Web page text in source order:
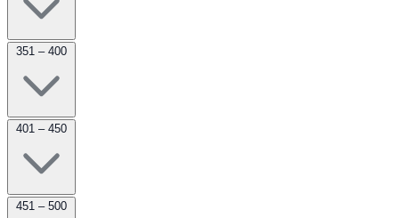
351 – 400
401 – 450
451 – 500